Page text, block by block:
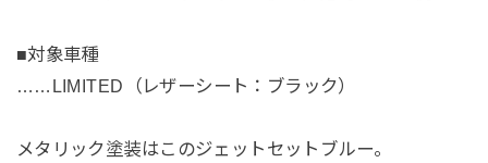
■対象車種
……LIMITED（レザーシート：ブラック）
メタリック塗装はこのジェットセットブルー。